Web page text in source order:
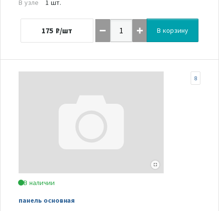
В узле
1 шт.
175 ₽/шт В корзину
В наличии
панель основная
8